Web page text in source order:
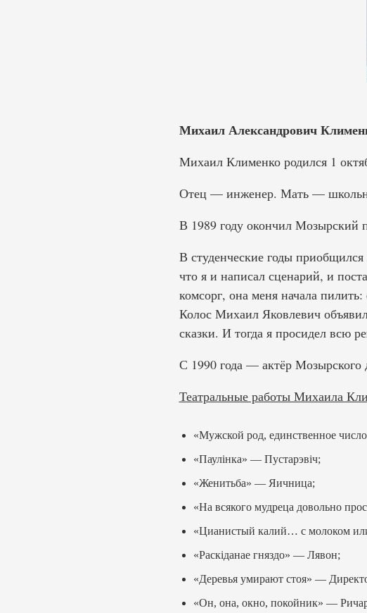
Михаил Александрович
Михаил Клименко родился 1
Отец — инженер. Мать —
В 1989 году окончил Мозырский
В студенческие годы
что я и написал сценарий, и
комсорг, она меня начала
Колос Михаил Яковлевич
сказки. И тогда я просидел всю
С 1990 года — актёр Мозырского
Театральные работы Михаила
«Мужской род, единственное
«Паулiнка» — Пустарэвiч;
«Женитьба» — Яичница;
«На всякого мудреца довольно
«Цианистый калий… с молоком
«Раскiданае гняздо» — Лявон;
«Деревья умирают стоя» —
«Он, она, окно, покойник» —